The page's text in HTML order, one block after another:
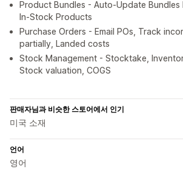
Product Bundles - Auto-Update Bundles
In-Stock Products
Purchase Orders - Email POs, Track
partially, Landed costs
Stock Management - Stocktake,
Stock valuation, COGS
판매자님과 비슷한 스토어에서 인기
미국 소재
언어
영어